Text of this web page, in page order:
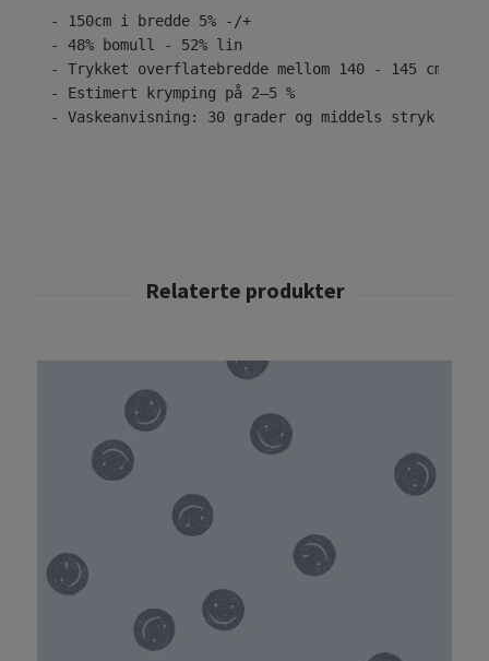
- 150cm i bredde 5% -/+
- 48% bomull - 52% lin
- Trykket overflatebredde mellom 140 - 145 cm
- Estimert krymping på 2–5 %
- Vaskeanvisning: 30 grader og middels stryk